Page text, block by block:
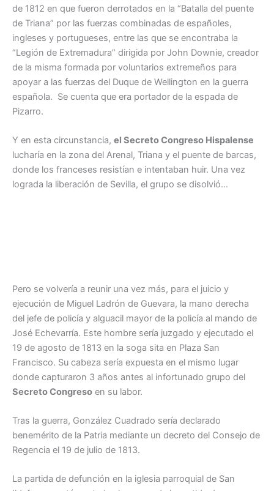
de 1812 en que fueron derrotados en la “Batalla del puente
de Triana” por las fuerzas combinadas de españoles,
ingleses y portugueses, entre las que se encontraba la
“Legión de Extremadura” dirigida por John Downie, creador
de la misma formada por voluntarios extremeños para
apoyar a las fuerzas del Duque de Wellington en la guerra
española. Se cuenta que era portador de la espada de
Pizarro.
Y en esta circunstancia, el Secreto Congreso Hispalense
lucharía en la zona del Arenal, Triana y el puente de barcas,
donde los franceses resistían e intentaban huir. Una vez
lograda la liberación de Sevilla, el grupo se disolvió…
Pero se volvería a reunir una vez más, para el juicio y
ejecución de Miguel Ladrón de Guevara, la mano derecha
del jefe de policía y alguacil mayor de la policía al mando de
José Echevarría. Este hombre sería juzgado y ejecutado el
19 de agosto de 1813 en la soga sita en Plaza San
Francisco. Su cabeza sería expuesta en el mismo lugar
donde capturaron 3 años antes al infortunado grupo del
Secreto Congreso en su labor.
Tras la guerra, González Cuadrado sería declarado
benemérito de la Patria mediante un decreto del Consejo de
Regencia el 19 de julio de 1813.
La partida de defunción en la iglesia parroquial de San